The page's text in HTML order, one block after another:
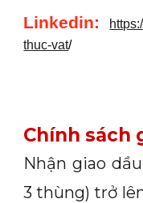
Linkedin:
thuc-vat/
Chính sách
Nhận giao
3 thùng) trở